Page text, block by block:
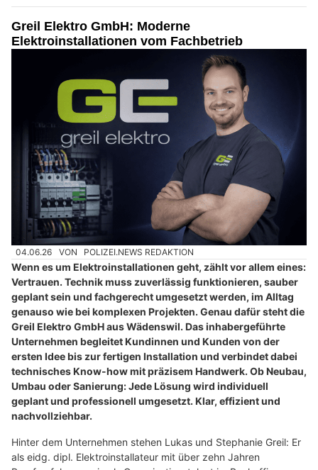
Greil Elektro GmbH: Moderne
Elektroinstallationen vom Fachbetrieb
04.06.26 VON POLIZEI.NEWS REDAKTION
Wenn es um Elektroinstallationen geht, zählt vor allem eines:
Vertrauen. Technik muss zuverlässig funktionieren, sauber
geplant sein und fachgerecht umgesetzt werden, im Alltag
genauso wie bei komplexen Projekten. Genau dafür steht die
Greil Elektro GmbH aus Wädenswil. Das inhabergeführte
Unternehmen begleitet Kundinnen und Kunden von der
ersten Idee bis zur fertigen Installation und verbindet dabei
technisches Know-how mit präzisem Handwerk. Ob Neubau,
Umbau oder Sanierung: Jede Lösung wird individuell
geplant und professionell umgesetzt. Klar, effizient und
nachvollziehbar.
Hinter dem Unternehmen stehen Lukas und Stephanie Greil: Er
als eidg. dipl. Elektroinstallateur mit über zehn Jahren